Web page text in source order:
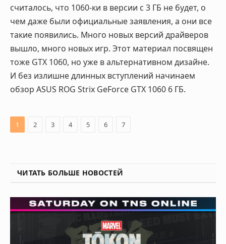
считалось, что 1060-ки в версии с 3 ГБ не будет, о
чем даже были официальные заявления, а они все
такие появились. Много новых версий драйверов
вышло, много новых игр. Этот материал посвящен
тоже GTX 1060, но уже в альтернативном дизайне.
И без излишне длинных вступлений начинаем
обзор ASUS ROG Strix GeForce GTX 1060 6 ГБ.
1 2 3 4 5 6 7
ЧИТАТЬ БОЛЬШЕ НОВОСТЕЙ